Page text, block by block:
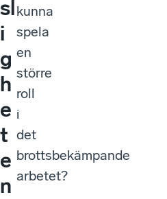
sl
i
g
h
e
t
e
n
kunna
spela
en
större
roll
i
det
brottsbekämpande
arbetet?